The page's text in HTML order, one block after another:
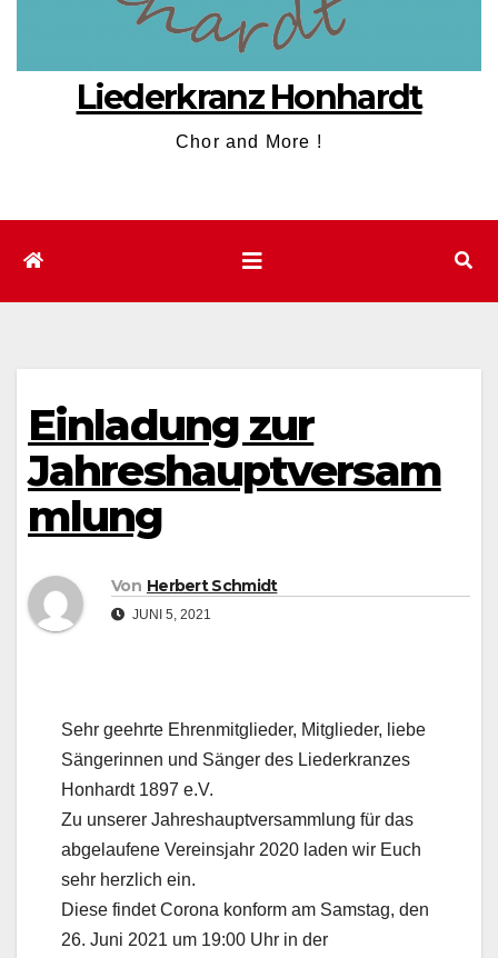
Liederkranz Honhardt
Chor and More !
Einladung zur
Jahreshauptversam
mlung
Von Herbert Schmidt
JUNI 5, 2021
Sehr geehrte Ehrenmitglieder, Mitglieder, liebe
Sängerinnen und Sänger des Liederkranzes
Honhardt 1897 e.V.
Zu unserer Jahreshauptversammlung für das
abgelaufene Vereinsjahr 2020 laden wir Euch
sehr herzlich ein.
Diese findet Corona konform am Samstag, den
26. Juni 2021 um 19:00 Uhr in der